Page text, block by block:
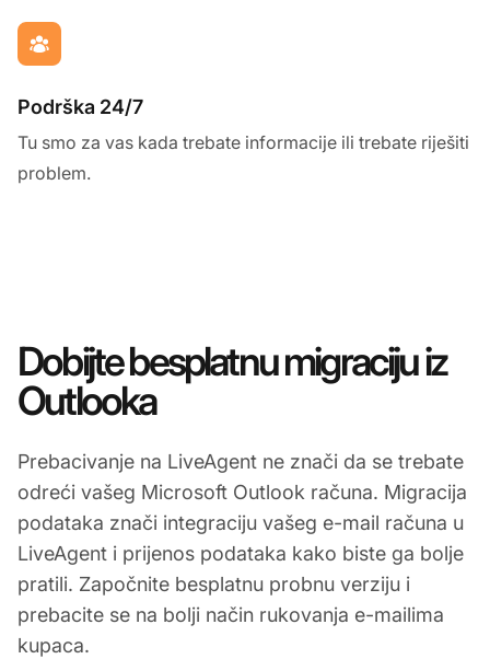
Podrška 24/7
Tu smo za vas kada trebate informacije ili trebate riješiti
problem.
Dobijte besplatnu migraciju iz
Outlooka
Prebacivanje na LiveAgent ne znači da se trebate
odreći vašeg Microsoft Outlook računa. Migracija
podataka znači integraciju vašeg e-mail računa u
LiveAgent i prijenos podataka kako biste ga bolje
pratili. Započnite besplatnu probnu verziju i
prebacite se na bolji način rukovanja e-mailima
kupaca.